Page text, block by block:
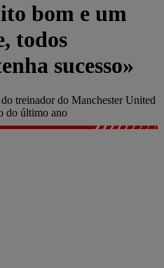
bom e um
todos
sucesso»
treinador do Manchester United
do último ano